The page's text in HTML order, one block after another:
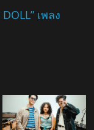
เพลง